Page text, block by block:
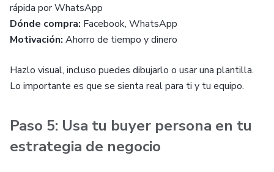
rápida por WhatsApp
Dónde compra: Facebook, WhatsApp
Motivación: Ahorro de tiempo y dinero
Hazlo visual, incluso puedes dibujarlo o usar una plantilla.
Lo importante es que se sienta real para ti y tu equipo.
Paso 5: Usa tu buyer persona en tu
estrategia de negocio